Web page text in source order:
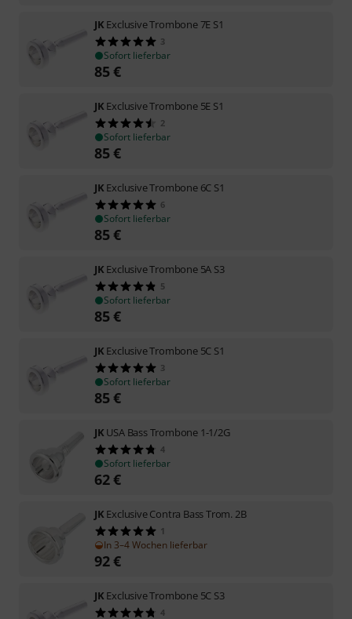
JK Exclusive Trombone 7E S1
3
Sofort lieferbar
85€
JK Exclusive Trombone 5E S1
2
Sofort lieferbar
85€
JK Exclusive Trombone 6C S1
6
Sofort lieferbar
85€
JK Exclusive Trombone 5A S3
5
Sofort lieferbar
85€
JK Exclusive Trombone 5C S1
3
Sofort lieferbar
85€
JK USA Bass Trombone 1-1/2G
4
Sofort lieferbar
62€
JK Exclusive Contra Bass Trom. 2B
1
In 3–4 Wochen lieferbar
92€
JK Exclusive Trombone 5C S3
4